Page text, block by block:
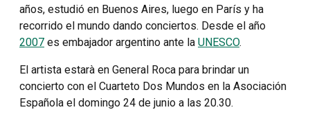
años, estudió en Buenos Aires, luego en París y ha
recorrido el mundo dando conciertos. Desde el año
2007 es embajador argentino ante la UNESCO.
El artista estarà en General Roca para brindar un
concierto con el Cuarteto Dos Mundos en la Asociación
Española el domingo 24 de junio a las 20.30.